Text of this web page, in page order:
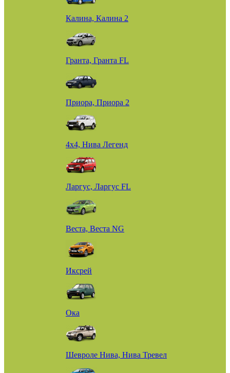
Калина, Калина 2
Гранта, Гранта FL
Приора, Приора 2
4х4, Нива Легенд
Ларгус, Ларгус FL
Веста, Веста NG
Иксрей
Ока
Шевроле Нива, Нива Тревел